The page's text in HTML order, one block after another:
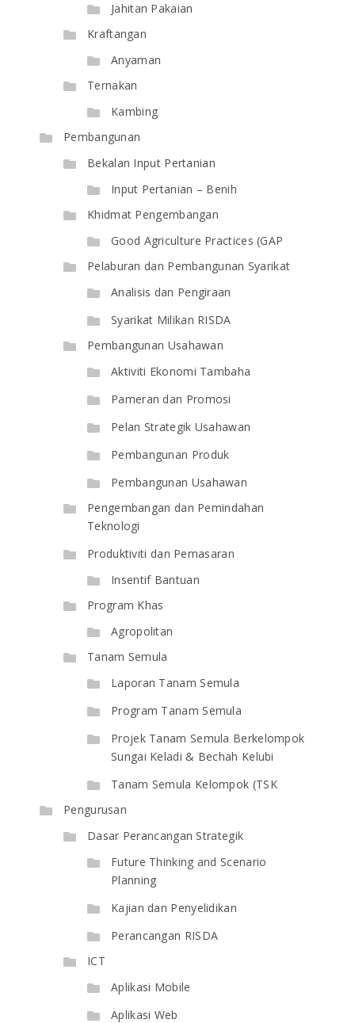
Jahitan Pakaian
Kraftangan
Anyaman
Ternakan
Kambing
Pembangunan
Bekalan Input Pertanian
Input Pertanian – Benih
Khidmat Pengembangan
Good Agriculture Practices (GAP
Pelaburan dan Pembangunan Syarikat
Analisis dan Pengiraan
Syarikat Milikan RISDA
Pembangunan Usahawan
Aktiviti Ekonomi Tambaha
Pameran dan Promosi
Pelan Strategik Usahawan
Pembangunan Produk
Pembangunan Usahawan
Pengembangan dan Pemindahan
Teknologi
Produktiviti dan Pemasaran
Insentif Bantuan
Program Khas
Agropolitan
Tanam Semula
Laporan Tanam Semula
Program Tanam Semula
Projek Tanam Semula Berkelompok
Sungai Keladi & Bechah Kelubi
Tanam Semula Kelompok (TSK
Pengurusan
Dasar Perancangan Strategik
Future Thinking and Scenario
Planning
Kajian dan Penyelidikan
Perancangan RISDA
ICT
Aplikasi Mobile
Aplikasi Web